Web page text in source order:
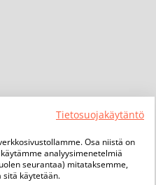
Tietosuojakäytäntö
Osa niistä on
analyysimenetelmiä
seurantaa) mitataksemme,
sitä käytetään.